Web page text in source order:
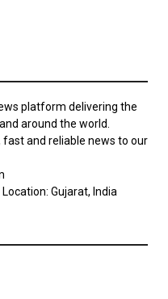
platform delivering the
around the world.
and reliable news to our
Gujarat, India